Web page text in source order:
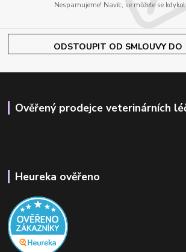
Nespamujeme! Navíc, se můžete se
ODSTOUPIT OD SMLOUVY DO
Ověřený prodejce veterinárních
Heureka ověřeno